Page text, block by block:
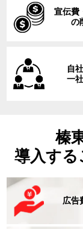
宣伝費
の
自
一
榛
導入する
広告